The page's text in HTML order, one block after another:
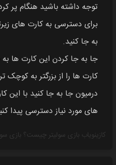
برای دسترسی به کارت های
به جا کنید.
جا به جا کردن این کارت ها
کارت ها را از بزرگتر به
درمیون جا به جا کنید با این
های مورد نیاز دسترسی پیدا
کازینویاب بازی سولیتر چیست؟ بازی